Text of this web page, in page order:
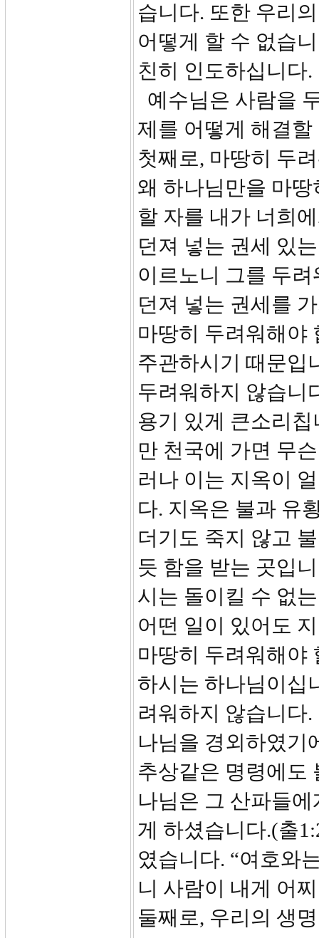
습니다. 또한 우리
어떻게 할 수 없습
친히 인도하십니다.
예수님은 사람을
제를 어떻게 해결할
첫째로, 마땅히 두
왜 하나님만을 마
할 자를 내가 너희
던져 넣는 권세 있
이르노니 그를 두
던져 넣는 권세를
마땅히 두려워해야
주관하시기 때문입
두려워하지 않습니
용기 있게 큰소리
만 천국에 가면 무
러나 이는 지옥이
다. 지옥은 불과 유
더기도 죽지 않고
듯 함을 받는 곳입
시는 돌이킬 수 없
어떤 일이 있어도
마땅히 두려워해야
하시는 하나님이십
려워하지 않습니다
나님을 경외하였기
추상같은 명령에도
나님은 그 산파들
게 하셨습니다.(출
였습니다. “여호와
니 사람이 내게 어
둘째로, 우리의 생